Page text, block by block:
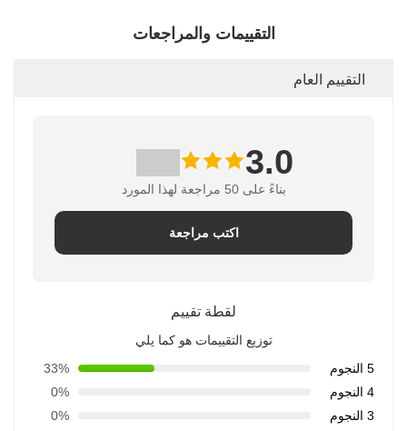
التقييمات والمراجعات
التقييم العام
3.0
بناءً على 50 مراجعة لهذا المورد
اكتب مراجعة
لقطة تقييم
توزيع التقييمات هو كما يلي
5 النجوم
33%
4 النجوم
0%
3 النجوم
0%